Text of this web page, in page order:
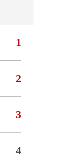
1
2
3
4